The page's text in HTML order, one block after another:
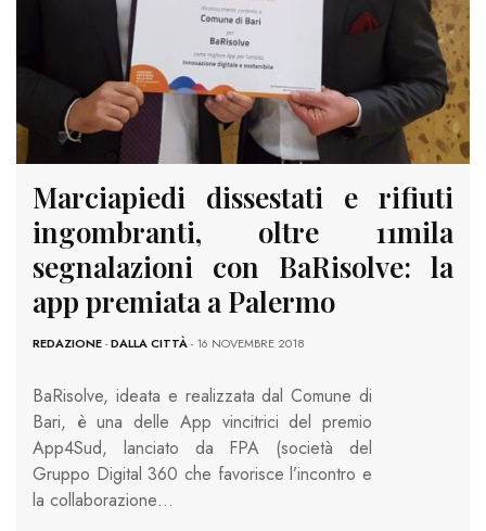
Marciapiedi dissestati e rifiuti
ingombranti, oltre 11mila
segnalazioni con BaRisolve: la
app premiata a Palermo
REDAZIONE-DALLA CITTÀ- 16 NOVEMBRE 2018
BaRisolve, ideata e realizzata dal Comune di
Bari, è una delle App vincitrici del premio
App4Sud, lanciato da FPA (società del
Gruppo Digital 360 che favorisce l’incontro e
la collaborazione…